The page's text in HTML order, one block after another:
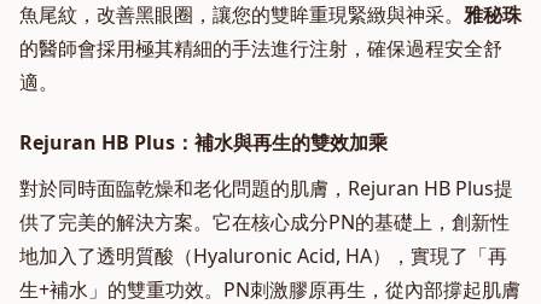
魚尾紋，改善黑眼圈，讓您的雙眸重現緊緻與神采。 雅秘珠
的醫師會採用極其精細的手法進行注射，確保過程安全舒
適。
Rejuran HB Plus：補水與再生的雙效加乘
對於同時面臨乾燥和老化問題的肌膚，Rejuran HB Plus提
供了完美的解決方案。它在核心成分PN的基礎上，創新性
地加入了透明質酸（Hyaluronic Acid, HA），實現了「再
生+補水」的雙重功效。PN刺激膠原再生，從內部撐起肌膚